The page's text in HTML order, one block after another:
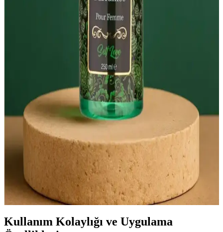
Bee Beauty Gold Işıltılı Vücut Spreyi Parlaklık ve
Ferahlık Sunan Kozmetik Ürünü
Bee Beauty Gold Işıltılı Vücut Spreyi, hafif yapısı ve kalıcı
kokusuyla cilde parlaklık ve ferahlık kazandırır. 250 ml'lik şişesiyle
uzun süre kullanılır, doğal ışıltı ve tazelik sağlar.
Lust Body Mist Nedir ve Güzellik Dünyasında Nasıl
Bir Yeri Vardır
Lust Body Mist, hafif ve ferahlatıcı kokularıyla günlük bakımda
tercih edilen pratik bir vücut spreyi. Eda Taşpınar ile doğrudan
bağlantısı olmayan ürün, içerik ve kullanım amacına odaklanır.
Parlak ve Ferahlatıcı Vücut Spreyleri ile Günlük
Bakımda Yenilikçi Dokunuşlar
Parlak ve ferahlatıcı vücut spreyleri, ciltte doğal parlaklık ve ferahlık
sağlar, hafif kokular ve nemlendirme özellikleriyle günlük
bakımınıza yenilik katıyor.
Kullanım Kolaylığı ve Uygulama